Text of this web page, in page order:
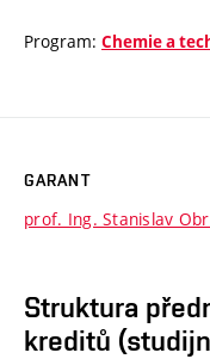
Program: Chemie a
GARANT
prof. Ing. Stanislav
Struktura
kreditů